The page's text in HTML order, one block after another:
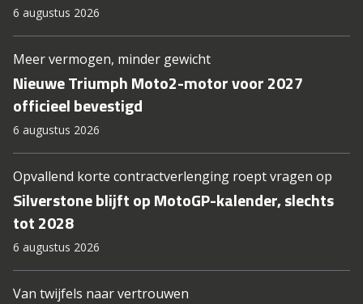
6 augustus 2026
Meer vermogen, minder gewicht
Nieuwe Triumph Moto2-motor voor 2027
officieel bevestigd
6 augustus 2026
Opvallend korte contractverlenging roept vragen op
Silverstone blijft op MotoGP-kalender, slechts
tot 2028
6 augustus 2026
Van twijfels naar vertrouwen